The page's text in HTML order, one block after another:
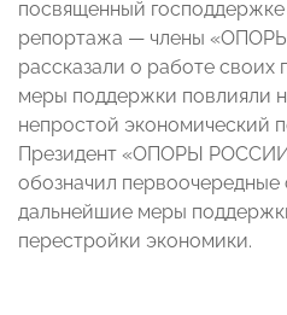
посвященный
репортажа — члены
рассказали о работе своих
меры поддержки повлияли
непростой экономический
Президент «ОПОРЫ
обозначил
дальнейшие меры
перестройки экономики.